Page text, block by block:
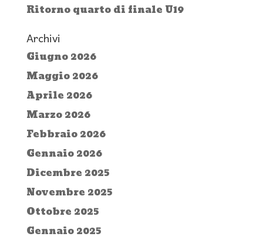
Ritorno quarto di finale U19
Archivi
Giugno 2026
Maggio 2026
Aprile 2026
Marzo 2026
Febbraio 2026
Gennaio 2026
Dicembre 2025
Novembre 2025
Ottobre 2025
Gennaio 2025